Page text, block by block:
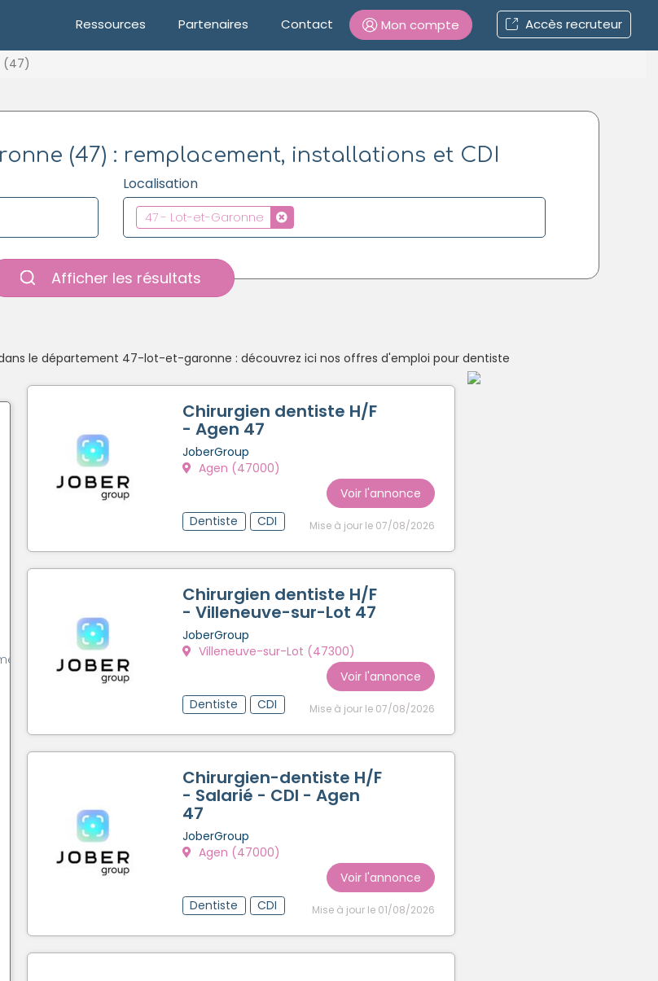
Ressources Partenaires Contact Mon compte Accès recruteur
Mot de passe oublié ?
Se connecter avec Google
Créer un compte
(47)
(47) : remplacement, installations et CDI
Localisation
47 - Lot-et-Garonne
Afficher les résultats
le département 47-lot-et-garonne : découvrez ici nos offres d'emploi pour dentiste
Chirurgien dentiste H/F
- Agen 47
JoberGroup
Agen (47000)
Voir l'annonce
Dentiste
CDI Mise à jour le 07/08/2026
Chirurgien dentiste H/F
- Villeneuve-sur-Lot 47
JoberGroup
Villeneuve-sur-Lot (47300)
Voir l'annonce
Dentiste
CDI Mise à jour le 07/08/2026
Chirurgien-dentiste H/F
- Salarié - CDI - Agen
47
JoberGroup
Agen (47000)
Voir l'annonce
Dentiste
CDI Mise à jour le 01/08/2026